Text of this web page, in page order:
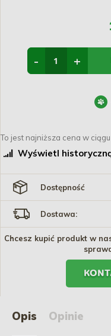
+
-
To jest najniższa cena w
Wyświetl
Dostępność
Dostawa:
Chcesz kupić produkt w
Opis Opinie